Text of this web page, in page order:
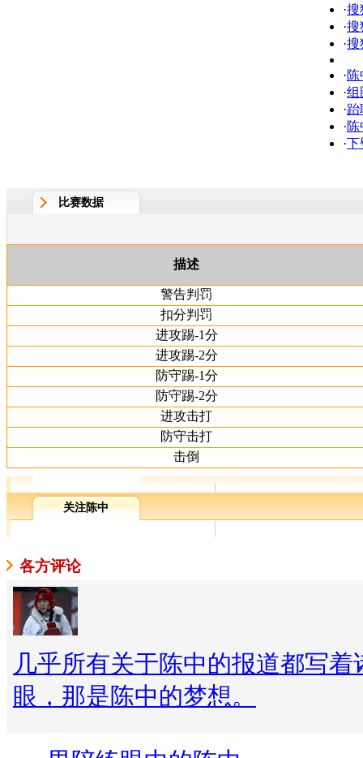
·搜
·搜
·搜
·
·组
·跆
·
·下
比赛数据
描述
警告判罚
扣分判罚
进攻踢-1分
进攻踢-2分
防守踢-1分
防守踢-2分
进攻击打
防守击打
击倒
关注陈中
各方评论
几乎所有关于陈中的报道都写着
眼，那是陈中的梦想。